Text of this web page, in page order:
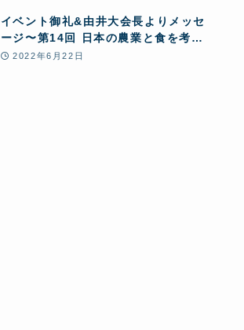
イベント御礼&由井大会長よりメッセ
ージ〜第14回 日本の農業と食を考え
るシンポジウム
2022年6月22日